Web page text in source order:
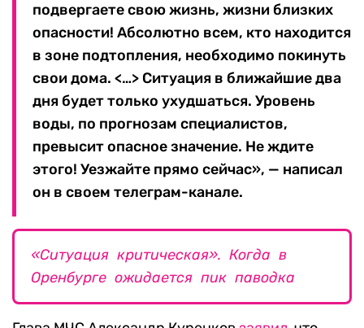
подвергаете свою жизнь, жизни близких
опасности! Абсолютно всем, кто находится
в зоне подтопления, необходимо покинуть
свои дома. <…> Ситуация в ближайшие два
дня будет только ухудшаться. Уровень
воды, по прогнозам специалистов,
превысит опасное значение. Не ждите
этого! Уезжайте прямо сейчас», — написал
он в своем телеграм-канале.
«Ситуация критическая». Когда в
Оренбурге ожидается пик паводка